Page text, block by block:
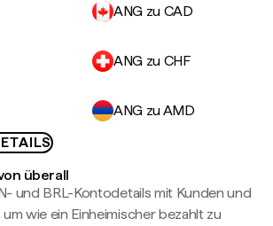
ANG zu CAD
ANG zu CHF
ANG zu AMD
überall
und BRL-Kontodetails mit Kunden und
wie ein Einheimischer bezahlt zu